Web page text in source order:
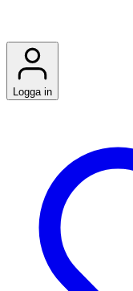
Logga in